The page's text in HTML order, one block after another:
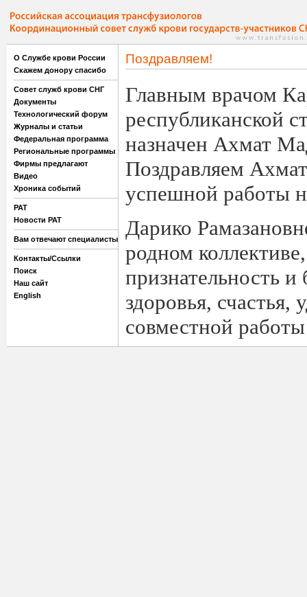
О Службе крови России
Скажем донору спасибо
Совет служб крови СНГ
Документы
Технологический форум
Журналы и статьи
Федеральная программа
Региональные программы
Фирмы предлагают
Видео
Хроника событий
РАТ
Новости РАТ
Вам отвечают специалисты
Контакты/Ссылки
Поиск
Наш сайт
English
Поздравляем!
Главным врачом
республиканской
назначен Ахмат
Поздравляем
успешной работы
Дарико
родном
признательность и
здоровья, счастья,
совместной